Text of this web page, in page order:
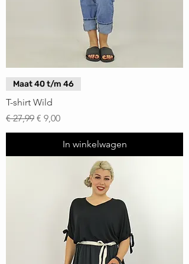
Maat 40 t/m 46
T-shirt Wild
Normale prijs
€ 27,99 Verkoopprijs
€ 9,00
In winkelwagen